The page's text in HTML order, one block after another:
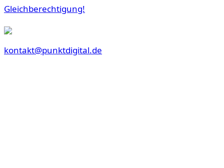
Gleichberechtigung!
kontakt@punktdigital.de